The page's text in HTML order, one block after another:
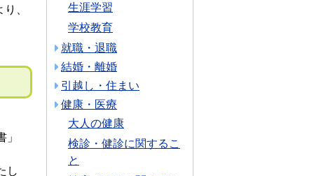
、
し
生涯学習
学校教育
就職・退職
結婚・離婚
引越し・住まい
健康・医療
大人の健康
検診・健診に関するこ
と